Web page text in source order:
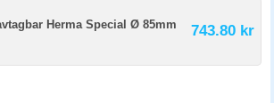
Herma Special Ø 85mm
743.80 kr